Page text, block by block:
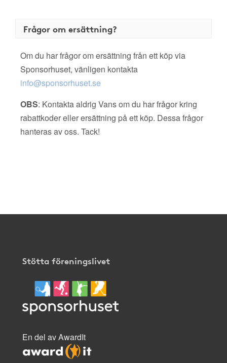
Frågor om ersättning?
Om du har frågor om ersättning från ett köp via
Sponsorhuset, vänligen kontakta
info@sponsorhuset.se
OBS: Kontakta aldrig Vans om du har frågor kring
rabattkoder eller ersättning på ett köp. Dessa frågor
hanteras av oss. Tack!
Stötta föreningslivet
En del av AwardIt